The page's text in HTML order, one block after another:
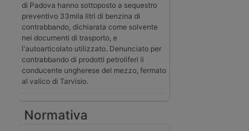
di Padova hanno sottoposto a sequestro
preventivo 33mila litri di benzina di
contrabbando, dichiarata come solvente
nei documenti di trasporto, e
l'autoarticolato utilizzato. Denunciato per
contrabbando di prodotti petroliferi il
conducente ungherese del mezzo, fermato
al valico di Tarvisio.
Normativa